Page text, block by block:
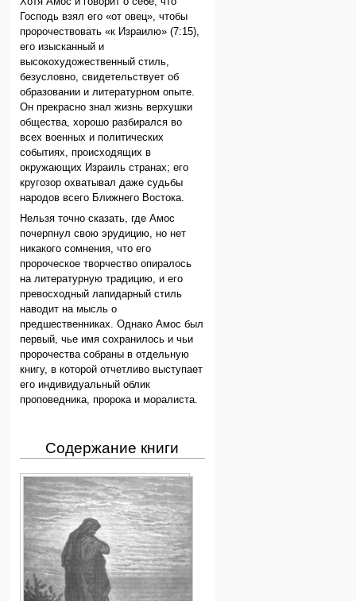
Господь взял его «от овец», чтобы
пророчествовать «к Израилю» (7:15),
его изысканный и
высокохудожественный стиль,
безусловно, свидетельствует об
образовании и литературном опыте.
Он прекрасно знал жизнь верхушки
общества, хорошо разбирался во
всех военных и политических
событиях, происходящих в
окружающих Израиль странах; его
кругозор охватывал даже судьбы
народов всего Ближнего Востока.
Нельзя точно сказать, где Амос
почерпнул свою эрудицию, но нет
никакого сомнения, что его
пророческое творчество опиралось
на литературную традицию, и его
превосходный лапидарный стиль
наводит на мысль о
предшественниках. Однако Амос был
первый, чье имя сохранилось и чьи
пророчества собраны в отдельную
книгу, в которой отчетливо выступает
его индивидуальный облик
проповедника, пророка и моралиста.
Содержание книги